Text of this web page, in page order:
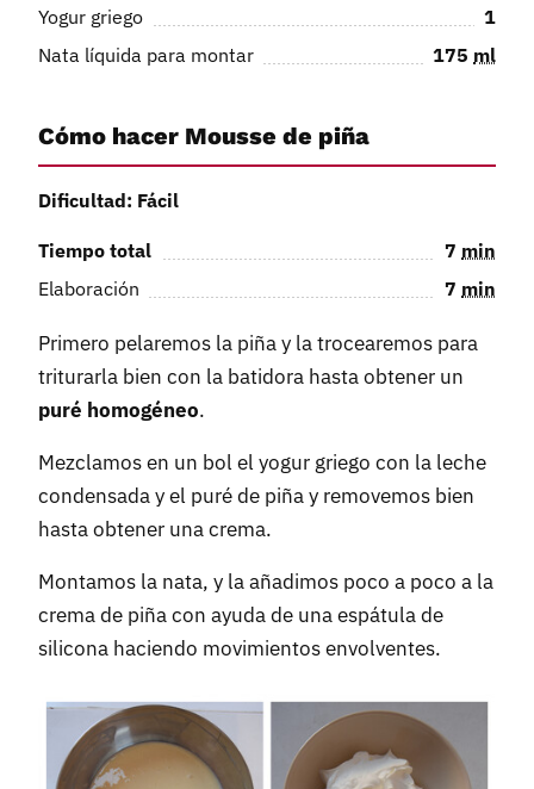
Yogur griego
1
Nata líquida para montar
175 ml
Cómo hacer Mousse de piña
Dificultad: Fácil
Tiempo total 7 min
Elaboración
7 min
Primero pelaremos la piña y la trocearemos para
triturarla bien con la batidora hasta obtener un
puré homogéneo.
Mezclamos en un bol el yogur griego con la leche
condensada y el puré de piña y removemos bien
hasta obtener una crema.
Montamos la nata, y la añadimos poco a poco a la
crema de piña con ayuda de una espátula de
silicona haciendo movimientos envolventes.